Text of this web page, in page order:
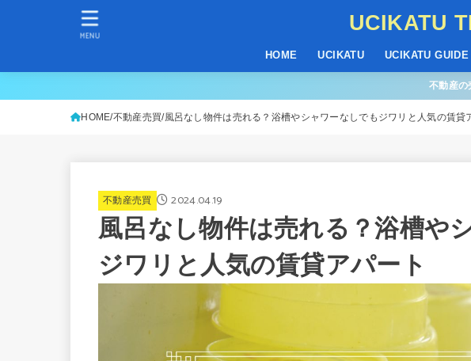
UCIKATU
HOME UCIKATU UCIKATU GUIDE
MENU
不動産の
HOME 不動産売買 風呂なし物件は売れる？浴槽やシャワーなしでもジワリと人気の賃貸
不動産売買 2024.04.19
風呂なし物件は売れる？浴槽や
ジワリと人気の賃貸アパート